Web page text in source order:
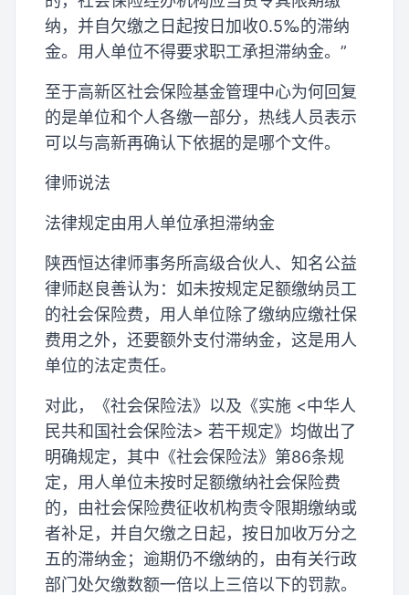
纳，并自欠缴之日起按日加收0.5‰的滞纳
金。用人单位不得要求职工承担滞纳金。”
至于高新区社会保险基金管理中心为何回复
的是单位和个人各缴一部分，热线人员表示
可以与高新再确认下依据的是哪个文件。
律师说法
法律规定由用人单位承担滞纳金
陕西恒达律师事务所高级合伙人、知名公益
律师赵良善认为：如未按规定足额缴纳员工
的社会保险费，用人单位除了缴纳应缴社保
费用之外，还要额外支付滞纳金，这是用人
单位的法定责任。
对此，《社会保险法》以及《实施 <中华人
民共和国社会保险法> 若干规定》均做出了
明确规定，其中《社会保险法》第86条规
定，用人单位未按时足额缴纳社会保险费
的，由社会保险费征收机构责令限期缴纳或
者补足，并自欠缴之日起，按日加收万分之
五的滞纳金；逾期仍不缴纳的，由有关行政
部门处欠缴数额一倍以上三倍以下的罚款。